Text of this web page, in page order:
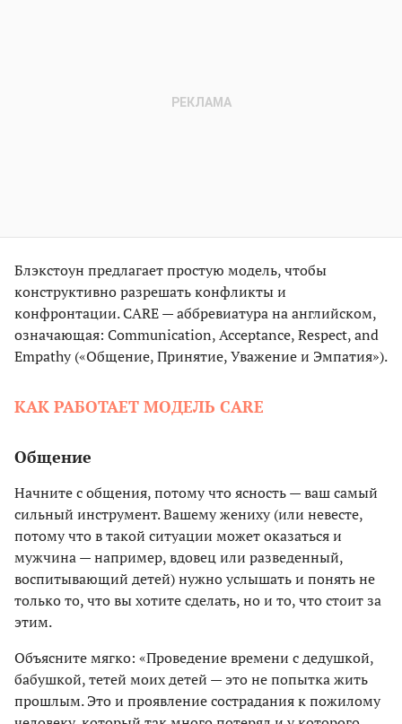
Блэкстоун предлагает простую модель, чтобы
конструктивно разрешать конфликты и
конфронтации. CARE — аббревиатура на английском,
означающая: Communication, Acceptance, Respect, and
Empathy («Общение, Принятие, Уважение и Эмпатия»).
КАК РАБОТАЕТ МОДЕЛЬ CARE
Общение
Начните с общения, потому что ясность — ваш самый
сильный инструмент. Вашему жениху (или невесте,
потому что в такой ситуации может оказаться и
мужчина — например, вдовец или разведенный,
воспитывающий детей) нужно услышать и понять не
только то, что вы хотите сделать, но и то, что стоит за
этим.
Объясните мягко: «Проведение времени с дедушкой,
бабушкой, тетей моих детей — это не попытка жить
прошлым. Это и проявление сострадания к пожилому